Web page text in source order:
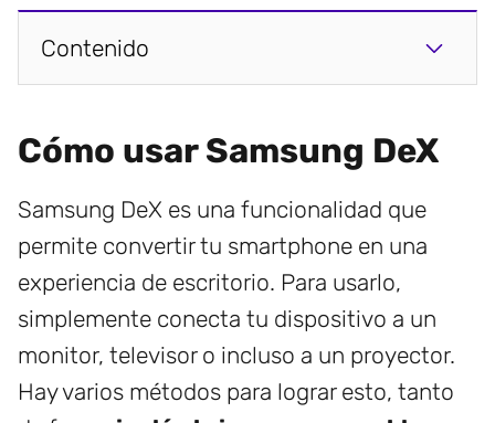
Contenido
Cómo usar Samsung DeX
Samsung DeX es una funcionalidad que
permite convertir tu smartphone en una
experiencia de escritorio. Para usarlo,
simplemente conecta tu dispositivo a un
monitor, televisor o incluso a un proyector.
Hay varios métodos para lograr esto, tanto